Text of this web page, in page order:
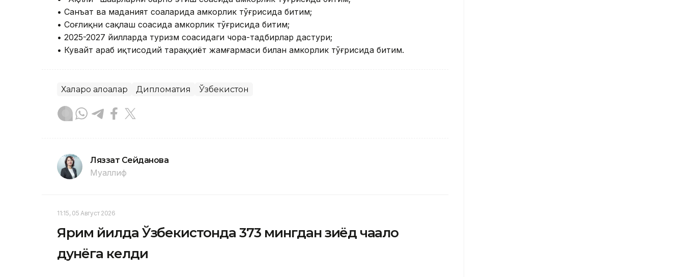
• Санъат ва маданият соҳаларида ҳамкорлик тўғрисида битим;
• Соғлиқни сақлаш соҳасида ҳамкорлик тўғрисида битим;
• 2025-2027 йилларда туризм соҳасидаги чора-тадбирлар дастури;
• Кувайт араб иқтисодий тараққиёт жамғармаси билан ҳамкорлик тўғрисида битим.
Халқаро алоқалар Дипломатия Ўзбекистон
Ляззат Сейданова
Муаллиф
11:15, 05 Август 2026
Ярим йилда Ўзбекистонда 373 мингдан зиёд чақалоқ
дунёга келди